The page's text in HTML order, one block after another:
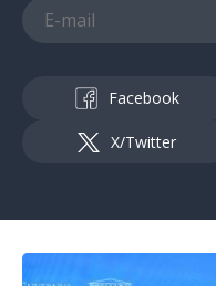
Facebook
X/Twitter